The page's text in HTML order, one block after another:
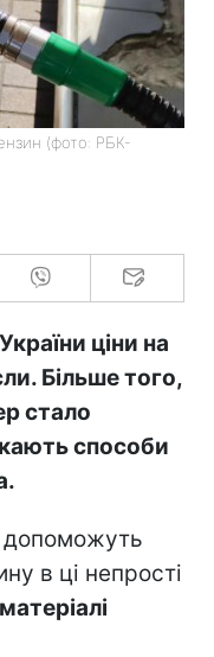
(фото: РБК-
ціни на
Більше того,
стало
способи
допоможуть
в ці непрості